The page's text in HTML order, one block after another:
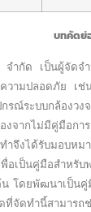
บทคัดย่
ำกัด เป็นผู้จัดจ
ความปลอดภัย เ
รณ์ระบบกล้องว
งจากไม่มีคู่มือก
จึงได้รับมอบหม
อเป็นคู่มือสำหรั
โดยพัฒนาเป็น
ที่จัดทำนี้สามารถ